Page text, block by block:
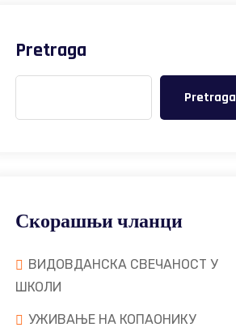
Pretraga
Pretraga
Скорашњи чланци
ВИДОВДАНСКА СВЕЧАНОСТ У
ШКОЛИ
УЖИВАЊЕ НА КОПАОНИКУ